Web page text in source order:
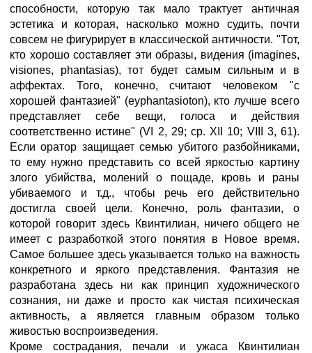
способности, которую так мало трактует античная
эстетика и которая, насколько можно судить, почти
совсем не фигурирует в классической античности. "Тот,
кто хорошо составляет эти образы, видения (imagines,
visiones, phantasias), тот будет самым сильным и в
аффектах. Того, конечно, считают человеком "с
хорошей фантазией" (eyphantasioton), кто лучше всего
представляет себе вещи, голоса и действия
соответственно истине" (VI 2, 29; ср. XII 10; VIII 3, 61).
Если оратор защищает семью убитого разбойниками,
то ему нужно представить со всей яркостью картину
злого убийства, молений о пощаде, кровь и раны
убиваемого и т.д., чтобы речь его действительно
достигла своей цели. Конечно, роль фантазии, о
которой говорит здесь Квинтилиан, ничего общего не
имеет с разработкой этого понятия в Новое время.
Самое большее здесь указывается только на важность
конкретного и яркого представления. Фантазия не
разработана здесь ни как принцип художнического
сознания, ни даже и просто как чистая психическая
активность, а является главным образом только
живостью воспроизведения.
Кроме сострадания, печали и ужаса Квинтилиан